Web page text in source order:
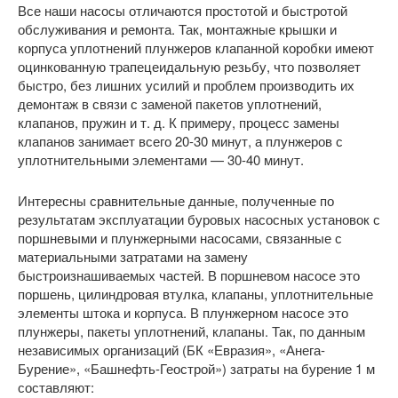
Все наши насосы отличаются простотой и быстротой
обслуживания и ремонта. Так, монтажные крышки и
корпуса уплотнений плунжеров клапанной коробки имеют
оцинкованную трапецеидальную резьбу, что позволяет
быстро, без лишних усилий и проблем производить их
демонтаж в связи с заменой пакетов уплотнений,
клапанов, пружин и т. д. К примеру, процесс замены
клапанов занимает всего 20-30 минут, а плунжеров с
уплотнительными элементами — 30-40 минут.
Интересны сравнительные данные, полученные по
результатам эксплуатации буровых насосных установок с
поршневыми и плунжерными насосами, связанные с
материальными затратами на замену
быстроизнашиваемых частей. В поршневом насосе это
поршень, цилиндровая втулка, клапаны, уплотнительные
элементы штока и корпуса. В плунжерном насосе это
плунжеры, пакеты уплотнений, клапаны. Так, по данным
независимых организаций (БК «Евразия», «Анега-
Бурение», «Башнефть-Геострой») затраты на бурение 1 м
составляют: